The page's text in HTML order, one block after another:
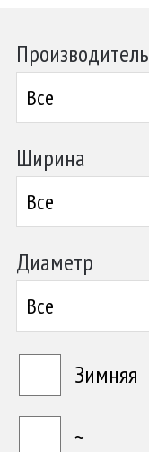
Производитель
Все
Ширина
Все
Диаметр
Все
Зимняя
~